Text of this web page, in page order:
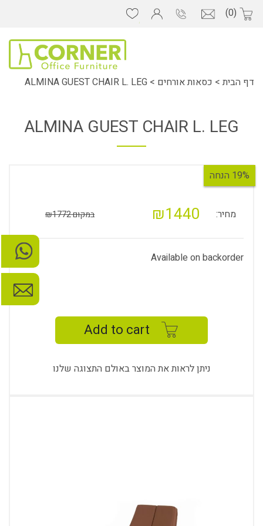
(0)
דף הבית > כסאות אורחים >
ALMINA GUEST CHAIR L. LEG
ALMINA GUEST CHAIR L. LEG
19% הנחה
מחיר: ₪1440 במקום ₪1772
Available on backorder
Add to cart
ניתן לראות את המוצר באולם התצוגה שלנו